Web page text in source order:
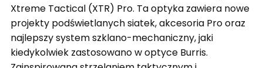
Xtreme Tactical (XTR) Pro. Ta optyka zawiera nowe
projekty podświetlanych siatek, akcesoria Pro oraz
najlepszy system szklano-mechaniczny, jaki
kiedykolwiek zastosowano w optyce Burris.